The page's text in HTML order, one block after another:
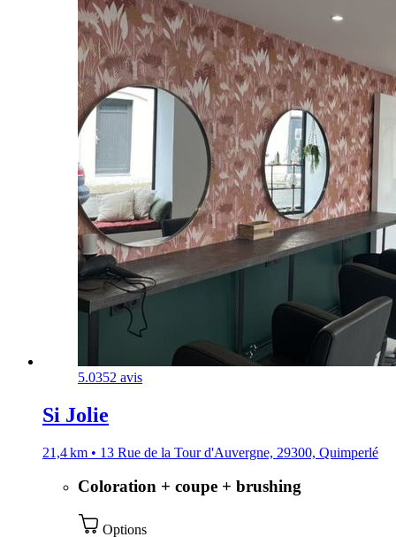
5.0352 avis
Si Jolie
21,4 km • 13 Rue de la Tour d'Auvergne, 29300, Quimperlé
Coloration + coupe + brushing
Options